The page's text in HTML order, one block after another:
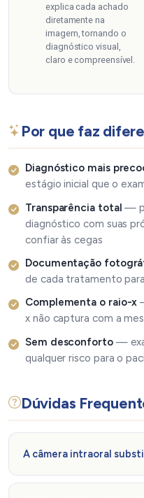
explica cada achado
diretamente na
imagem, tornando o
diagnóstico visual,
claro e compreensível.
Por que faz
Diagnóstico mais
estágio inicial que o
Transparência total —
diagnóstico com suas
confiar às cegas
Documentação
de cada tratamento
Complementa o raio-x
x não captura com a
Sem desconforto—
qualquer risco para o
Dúvidas
A câmera intraoral
Não — elas se